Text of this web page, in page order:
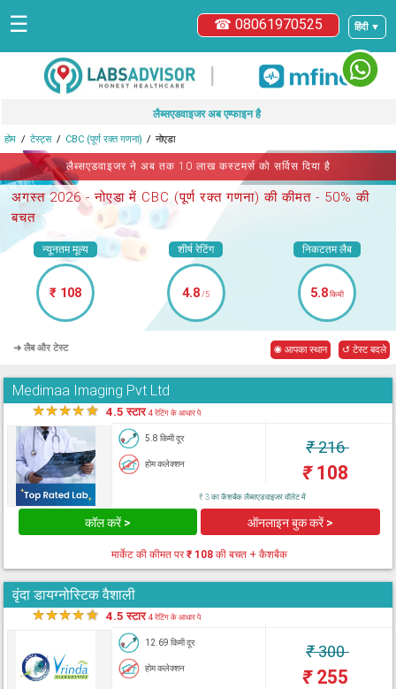
हिंदी ▼
☎ 08061970525
☰
|
लैब्सएडवाइजर अब एम्फाइन है
होम टेस्ट्स CBC (पूर्ण रक्त गणना) नोएडा
लैब्सएडवाइजर ने अब तक 10 लाख कस्टमर्स को सर्विस दिया है
अगस्त 2026 -नोएडा में CBC (पूर्ण रक्त गणना) की कीमत - 50% की
बचत
न्यूनतम मूल्य
₹ 108
शीर्ष रेटिंग
4.8/5
निकटतम लैब
5.8किमी
➜ लैब और टेस्ट ◉ आपका स्थान ↺ टेस्ट बदले
Medimaa Imaging Pvt Ltd
★★★★★ 4.5 स्टार4 रेटिंग के आधार पे
5.8 किमी दूर
होम कलेक्शन
₹216
₹108
₹ 3 का कैशबैक लैब्सएडवाइजर वॉलेट में
कॉल करें > ऑनलाइन बुक करें >
मार्केट की कीमत पर₹ 108की बचत + कैशबैक
वृंदा डायग्नोस्टिक वैशाली
★★★★★ 4.5 स्टार4 रेटिंग के आधार पे
12.69 किमी दूर
होम कलेक्शन
₹300
₹255